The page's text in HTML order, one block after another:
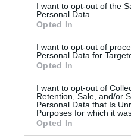
I want to opt-out of the
Personal Data.
Opted In
I want to opt-out of
Personal Data for
Opted In
I want to opt-out of
Retention, Sale, and/or
Personal Data that Is
Purposes for which it
Opted In